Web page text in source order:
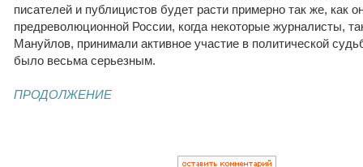
писателей и публицистов будет расти примерно так же, как
предреволюционной России, когда некоторые журналисты,
Мануйлов, принимали активное участие в политической
было весьма серьезным.
ПРОДОЛЖЕНИЕ